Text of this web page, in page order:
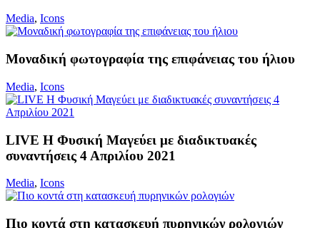
Media, Icons
Μοναδική φωτογραφία της επιφάνειας του ήλιου
Media, Icons
LIVE Η Φυσική Μαγεύει με διαδικτυακές
συναντήσεις 4 Απριλίου 2021
Media, Icons
Πιο κοντά στη κατασκευή πυρηνικών ρολογιών